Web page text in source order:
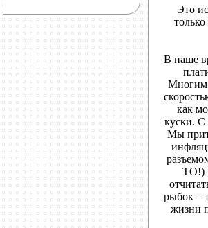
Это
В наше
Многим
как
куски. С
Мы
ТО!)
рыбок –
жизни